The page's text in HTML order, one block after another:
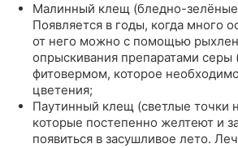
Малинный клещ (бледно-зелёные
Появляется в годы, когда много
от него можно с помощью
опрыскивания препаратами серы
фитовермом, которое
цветения;
Паутинный клещ (светлые точки
которые постепенно желтеют и
появиться в засушливое лето.